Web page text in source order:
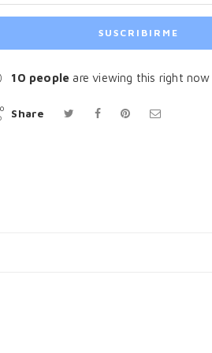
10 people are viewing this right now
Share